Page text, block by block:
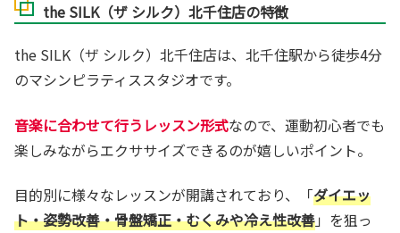
the SILK（ザ シルク）北千住店の特徴
the SILK（ザ シルク）北千住店は、北千住駅から徒歩4分
のマシンピラティススタジオです。
音楽に合わせて行うレッスン形式なので、運動初心者でも
楽しみながらエクササイズできるのが嬉しいポイント。
目的別に様々なレッスンが開講されており、「ダイエッ
ト・姿勢改善・骨盤矯正・むくみや冷え性改善」を狙っ